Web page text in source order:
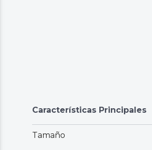
Características Principales
Tamaño